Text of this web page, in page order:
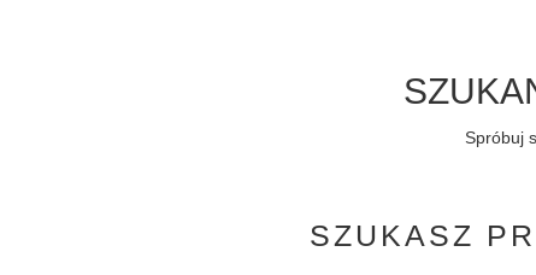
Spróbuj
SZUKASZ